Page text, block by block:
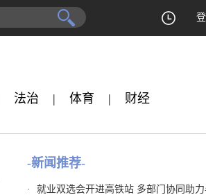
法治 | 体育 | 财经
-新闻推荐-
·
就业双选会开进高铁站 多部门协同助力毕